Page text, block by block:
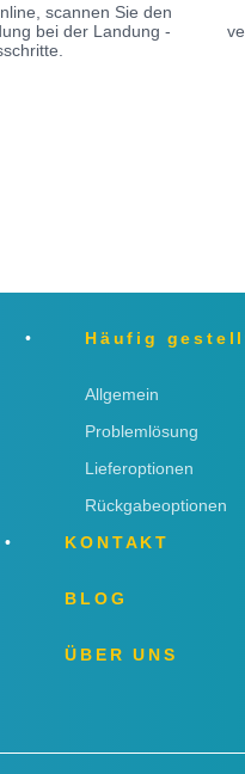
scannen Sie den
bei der Landung -
Häufig
Allgemein
Problemlösung
Lieferoptionen
Rückgabeoptionen
KONTAKT
BLOG
ÜBER UNS